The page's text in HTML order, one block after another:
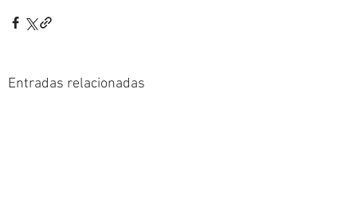
Entradas relacionadas